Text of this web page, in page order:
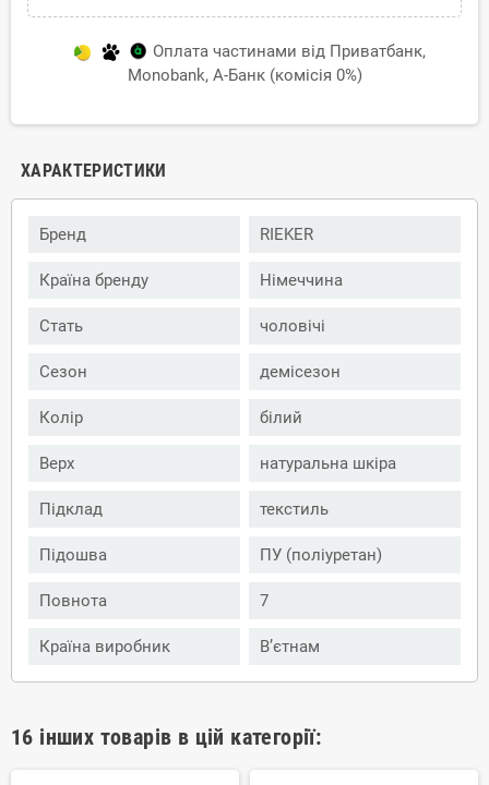
Оплата частинами від Приватбанк,
Monobank, А-Банк (комісія 0%)
ХАРАКТЕРИСТИКИ
Бренд RIEKER
Країна бренду Німеччина
Стать чоловічі
Сезон демісезон
Колір білий
Верх натуральна шкіра
Підклад текстиль
Підошва ПУ (поліуретан)
Повнота 7
Країна виробник В’єтнам
16 інших товарів в цій категорії: